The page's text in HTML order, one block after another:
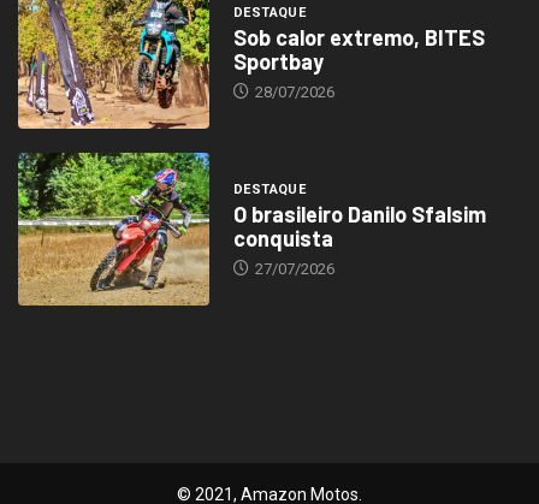
DESTAQUE
Sob calor extremo, BITES
Sportbay
28/07/2026
DESTAQUE
O brasileiro Danilo Sfalsim
conquista
27/07/2026
© 2021, Amazon Motos.